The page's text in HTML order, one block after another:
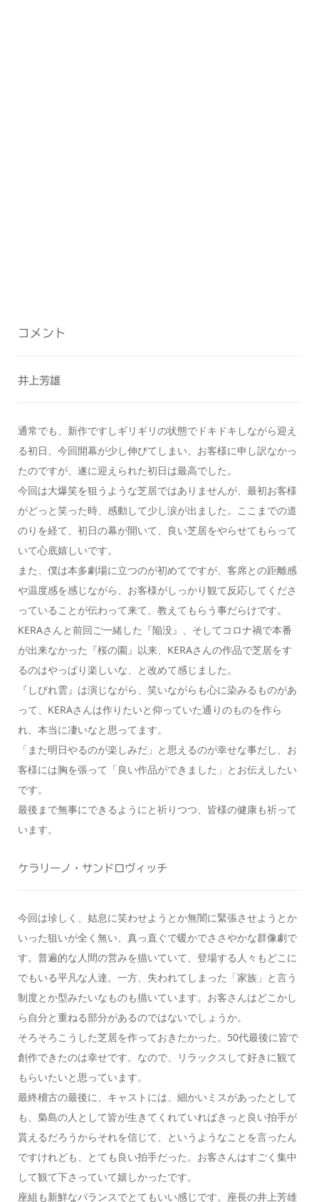
コメント
井上芳雄
通常でも、新作ですしギリギリの状態でドキドキしながら迎え
る初日、今回開幕が少し伸びてしまい、お客様に申し訳なかっ
たのですが、遂に迎えられた初日は最高でした。
今回は大爆笑を狙うような芝居ではありませんが、最初お客様
がどっと笑った時、感動して少し涙が出ました。ここまでの道
のりを経て、初日の幕が開いて、良い芝居をやらせてもらって
いて心底嬉しいです。
また、僕は本多劇場に立つのが初めてですが、客席との距離感
や温度感を感じながら、お客様がしっかり観て反応してくださ
っていることが伝わって来て、教えてもらう事だらけです。
KERAさんと前回ご一緒した『陥没』、そしてコロナ禍で本番
が出来なかった『桜の園』以来、KERAさんの作品で芝居をす
るのはやっぱり楽しいな、と改めて感じました。
『しびれ雲』は演じながら、笑いながらも心に染みるものがあ
って、KERAさんは作りたいと仰っていた通りのものを作ら
れ、本当に凄いなと思ってます。
「また明日やるのが楽しみだ」と思えるのが幸せな事だし、お
客様には胸を張って「良い作品ができました」とお伝えしたい
です。
最後まで無事にできるようにと祈りつつ、皆様の健康も祈って
います。
ケラリーノ・サンドロヴィッチ
今回は珍しく、姑息に笑わせようとか無闇に緊張させようとか
いった狙いが全く無い、真っ直ぐで暖かでささやかな群像劇で
す。普遍的な人間の営みを描いていて、登場する人々もどこに
でもいる平凡な人達。一方、失われてしまった「家族」と言う
制度とか型みたいなものも描いています。お客さんはどこかし
ら自分と重ねる部分があるのではないでしょうか。
そろそろこうした芝居を作っておきたかった。50代最後に皆で
創作できたのは幸せです。なので、リラックスして好きに観て
もらいたいと思っています。
最終稽古の最後に、キャストには、細かいミスがあったとして
も、梟島の人として皆が生きてくれていればきっと良い拍手が
貰えるだろうからそれを信じて、というようなことを言ったん
ですけれども、とても良い拍手だった。お客さんはすごく集中
して観て下さっていて嬉しかったです。
座組も新鮮なバランスでとてもいい感じです。座長の井上芳雄